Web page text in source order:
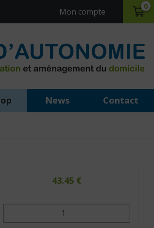
Mon compte
0
News Contact
43.45 €
quantité